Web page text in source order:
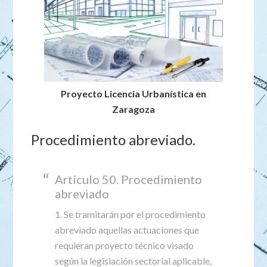
Proyecto Licencia Urbanística en
Zaragoza
Procedimiento abreviado.
Artículo 50. Procedimiento
abreviado
1. Se tramitarán por el procedimiento
abreviado aquellas actuaciones que
requieran proyecto técnico visado
según la legislación sectorial aplicable,